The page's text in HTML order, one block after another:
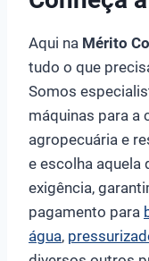
Aqui na Mérito
tudo o que
Somos
máquinas para a
agropecuária e
e escolha aquela
exigência,
pagamento para
água,